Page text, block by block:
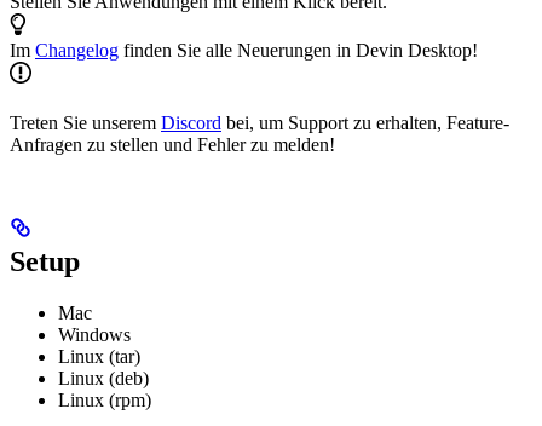
Im Changelog finden Sie alle Neuerungen in Devin Desktop!
Treten Sie unserem Discord bei, um Support zu erhalten, Feature-
Anfragen zu stellen und Fehler zu melden!
Setup
Mac
Windows
Linux (tar)
Linux (deb)
Linux (rpm)